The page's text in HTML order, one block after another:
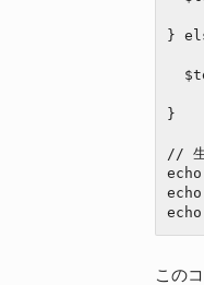
}
}
// 生
この